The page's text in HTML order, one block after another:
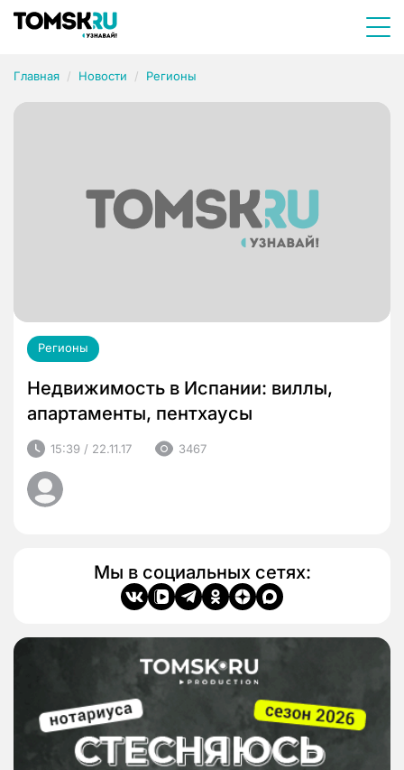
Главная Новости Регионы
Регионы
Недвижимость в Испании: виллы,
апартаменты, пентхаусы
15:39 / 22.11.17 3467
Мы в социальных сетях: